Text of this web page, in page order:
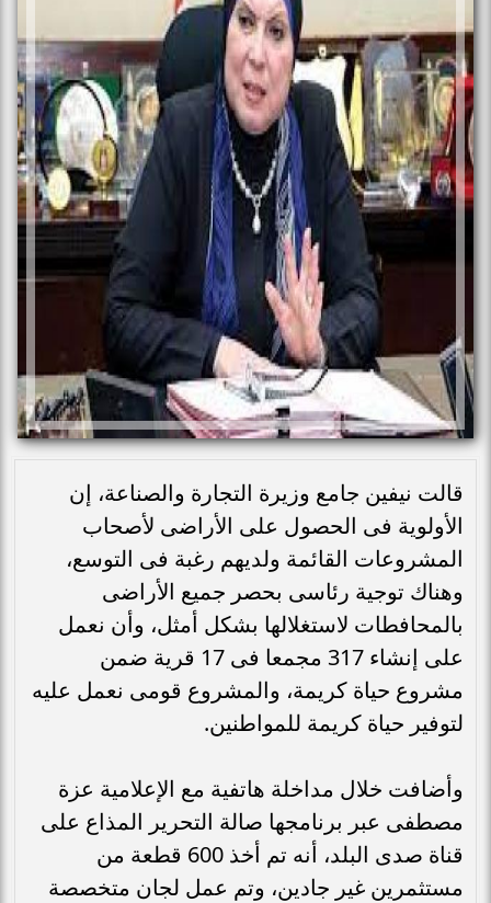
قالت نيفين جامع وزيرة التجارة والصناعة، إن
الأولوية فى الحصول على الأراضى لأصحاب
المشروعات القائمة ولديهم رغبة فى التوسع،
وهناك توجية رئاسى بحصر جميع الأراضى
بالمحافطات لاستغلالها بشكل أمثل، وأن نعمل
على إنشاء 317 مجمعا فى 17 قرية ضمن
مشروع حياة كريمة، والمشروع قومى نعمل عليه
لتوفير حياة كريمة للمواطنين.
وأضافت خلال مداخلة هاتفية مع الإعلامية عزة
مصطفى عبر برنامجها صالة التحرير المذاع على
قناة صدى البلد، أنه تم أخذ 600 قطعة من
مستثمرين غير جادين، وتم عمل لجان متخصصة